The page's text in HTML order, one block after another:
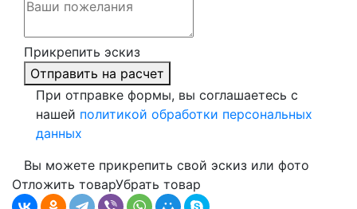
Прикрепить эскиз
Отправить на расчет
При отправке формы, вы соглашаетесь с
нашей политикой обработки персональных
данных
Вы можете прикрепить свой эскиз или фото
Отложить товарУбрать товар